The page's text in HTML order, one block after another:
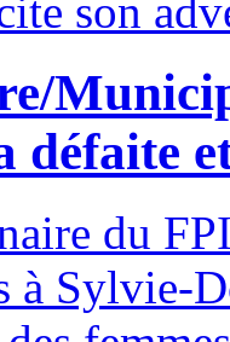
défaite
du
à Sylvie-